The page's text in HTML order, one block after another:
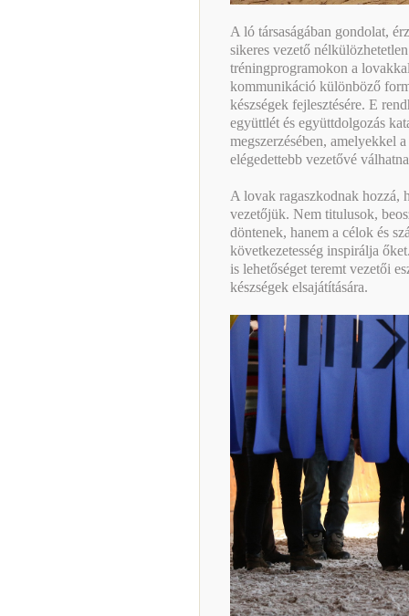
A ló társaságában gondolat,
sikeres vezető
tréningprogramokon a
kommunikáció különböző
készségek fejlesztésére. E
együttlét és együttdolgozás
megszerzésében, amelyekkel
elégedettebb vezetővé
A lovak ragaszkodnak hozzá,
vezetőjük. Nem titulusok,
döntenek, hanem a célok és
következetesség inspirálja
is lehetőséget teremt vezetői
készségek elsajátítására.